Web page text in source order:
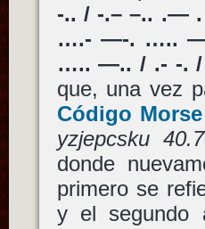
-.. / -.– –.. .—
….- —-. …..
….. —.. / .- -. /
que, una vez
Código Morse
yzjepcsku
donde
primero se
y el segundo